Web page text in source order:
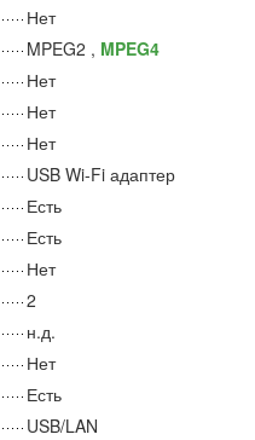
Нет
MPEG2 , MPEG4
Нет
Нет
Нет
USB Wi-Fi адаптер
Есть
Есть
Нет
2
н.д.
Нет
Есть
USB/LAN